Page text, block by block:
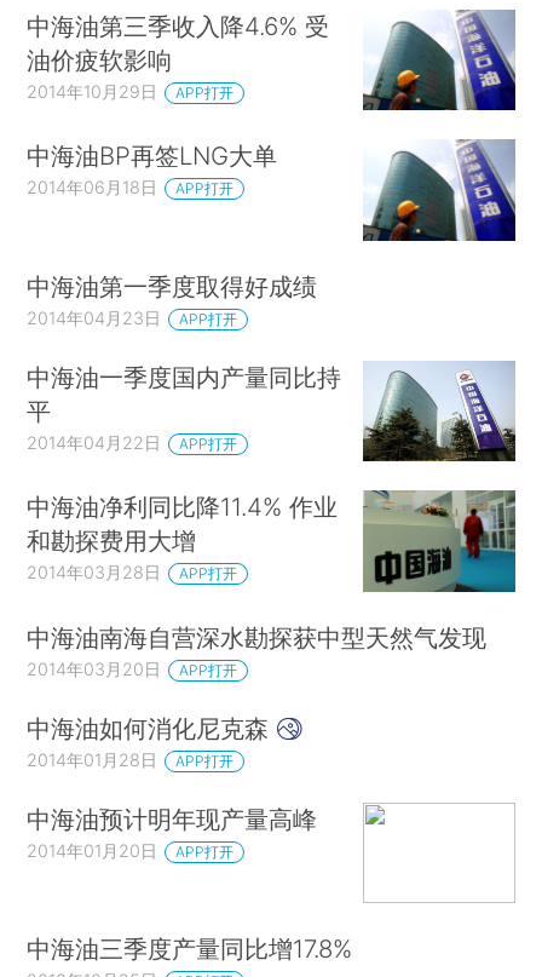
中海油第三季收入降4.6% 受
油价疲软影响
2014年10月29日 APP打开
中海油BP再签LNG大单
2014年06月18日 APP打开
中海油第一季度取得好成绩
2014年04月23日 APP打开
中海油一季度国内产量同比持
平
2014年04月22日 APP打开
中海油净利同比降11.4% 作业
和勘探费用大增
2014年03月28日 APP打开
中海油南海自营深水勘探获中型天然气发现
2014年03月20日 APP打开
中海油如何消化尼克森
2014年01月28日 APP打开
中海油预计明年现产量高峰
2014年01月20日 APP打开
中海油三季度产量同比增17.8%